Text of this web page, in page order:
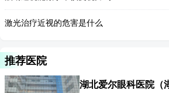
激光治疗近视的危害是什么
推荐医院
湖北爱尔眼科医院（